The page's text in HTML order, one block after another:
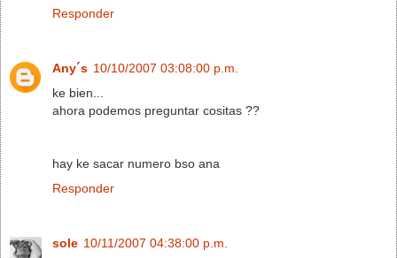
Responder
Any´s 10/10/2007 03:08:00 p.m.
ke bien...
ahora podemos preguntar cositas ??
hay ke sacar numero bso ana
Responder
sole 10/11/2007 04:38:00 p.m.